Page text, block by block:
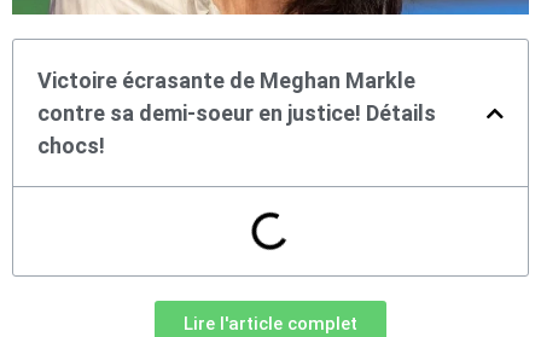
Victoire écrasante de Meghan Markle
contre sa demi-soeur en justice! Détails
chocs!
Lire l'article complet